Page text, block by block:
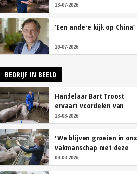
23-07-2026
‘Een andere kijk op China’
20-07-2026
BEDRIJF IN BEELD
Handelaar Bart Troost
ervaart voordelen van
coöperatieve voerfusie
23-03-2026
'We blijven groeien in ons
vakmanschap met deze
teamaanpak'
04-03-2026